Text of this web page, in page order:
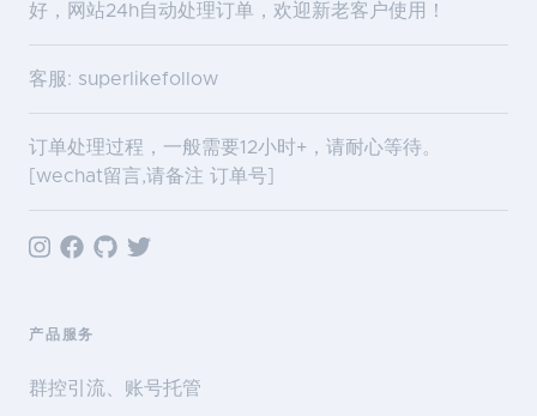
好，网站24h自动处理订单，欢迎新老客户使用！
客服: superlikefollow
订单处理过程，一般需要12小时+，请耐心等待。
[wechat留言,请备注 订单号]
产品服务
群控引流、账号托管